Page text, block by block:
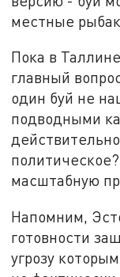
местные
Пока в
главный
один буй не
подводными
масштабную
Напомним,
готовности
угрозу